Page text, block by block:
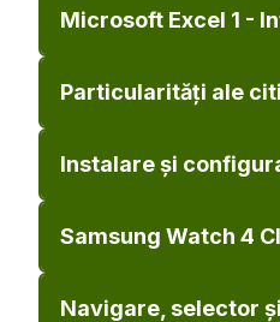
Microsoft Excel 1 -
Particularități ale
Instalare și
Samsung Watch 4
Navigare, selector